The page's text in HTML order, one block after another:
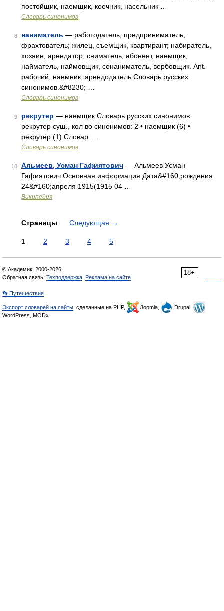
постойщик, наемщик, коечник, насельник …
Словарь синонимов
8 наниматель — работодатель, предприниматель,
фрахтователь; жилец, съемщик, квартирант; набиратель,
хозяин, арендатор, сниматель, абонент, наемщик,
найматель, наймовщик, сонаниматель, вербовщик. Ant.
рабочий, наемник; арендодатель Словарь русских
синонимов.&#8230; …
Словарь синонимов
9 рекрутер — наемщик Словарь русских синонимов.
рекрутер сущ., кол во синонимов: 2 • наемщик (6) •
рекрутёр (1) Словар …
Словарь синонимов
10 Альмеев, Усман Гафиятович — Альмеев Усман
Гафиятович Основная информация Дата&#160;рождения
24&#160;апреля 1915(1915 04 …
Википедия
Страницы Следующая →
1 2 3 4 5
18+
© Академик, 2000-2026
Обратная связь: Техподдержка Реклама на сайте
👣 Путешествия
Экспорт словарей на сайты , сделанные на PHP, Joomla,
Drupal,
WordPress, MODx.